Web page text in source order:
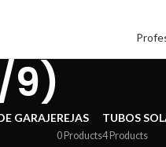
9)
GARAJEREJAS
0 Products
TUBOS
4 Products